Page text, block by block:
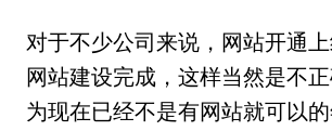
对于不少公司来说，网站开通
网站建设完成，这样当然是不
为现在已经不是有网站就可以